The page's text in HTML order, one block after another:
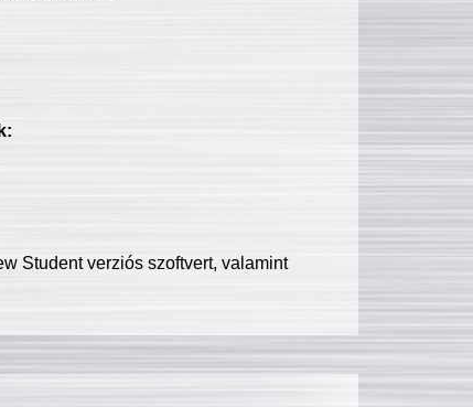
Student verziós szoftvert, valamint